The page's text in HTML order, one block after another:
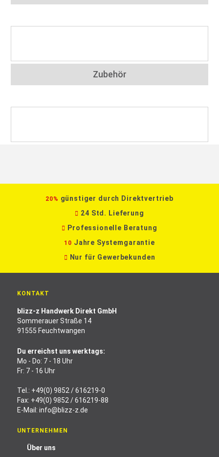
Zubehör
20% günstiger durch Direktvertrieb
24 Std. Lieferung
Professionelle Beratung
10 Jahre Systemgarantie
Nur für Gewerbekunden
KONTAKT
blizz-z Handwerk Direkt GmbH
Sommerauer Straße 14
91555 Feuchtwangen
Du erreichst uns werktags:
Mo - Do: 7 - 18 Uhr
Fr: 7 - 16 Uhr
Tel.: +49(0) 9852 / 616219-0
Fax: +49(0) 9852 / 616219-88
E-Mail: info@blizz-z.de
UNTERNEHMEN
Über uns